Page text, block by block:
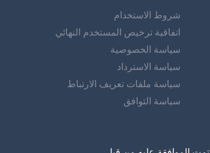
دويتش
البرتغالية
العربية
شروط الاستخدام
اتفاقية ترخيص المستخدم النهائي
سياسة الخصوصية
سياسة الاسترداد
سياسة ملفات تعريف الارتباط
سياسة التوافق